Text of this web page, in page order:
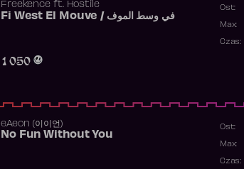
Freekence ft. Hostile
Fi West El Mouve / في وسط الموف
1 050
Ost:
Max:
Czas:
​eAeon (이이언)
No Fun Without You
Ost:
Max:
Czas: